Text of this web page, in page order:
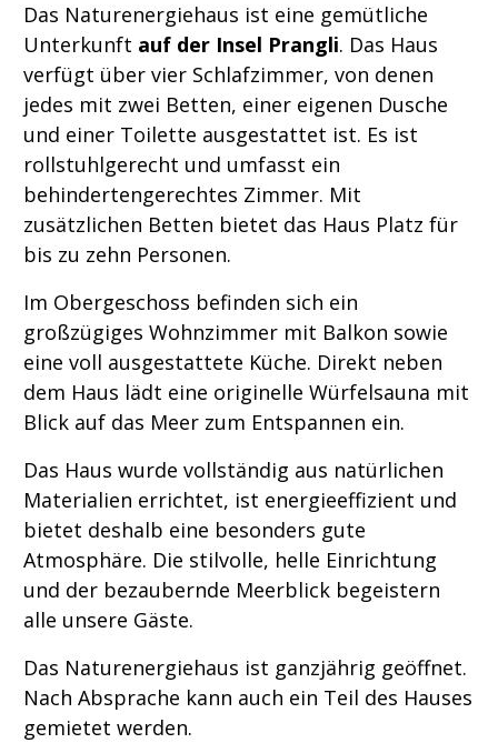
Das Naturenergiehaus ist eine gemütliche
Unterkunft auf der Insel Prangli. Das Haus
verfügt über vier Schlafzimmer, von denen
jedes mit zwei Betten, einer eigenen Dusche
und einer Toilette ausgestattet ist. Es ist
rollstuhlgerecht und umfasst ein
behindertengerechtes Zimmer. Mit
zusätzlichen Betten bietet das Haus Platz für
bis zu zehn Personen.
Im Obergeschoss befinden sich ein
großzügiges Wohnzimmer mit Balkon sowie
eine voll ausgestattete Küche. Direkt neben
dem Haus lädt eine originelle Würfelsauna mit
Blick auf das Meer zum Entspannen ein.
Das Haus wurde vollständig aus natürlichen
Materialien errichtet, ist energieeffizient und
bietet deshalb eine besonders gute
Atmosphäre. Die stilvolle, helle Einrichtung
und der bezaubernde Meerblick begeistern
alle unsere Gäste.
Das Naturenergiehaus ist ganzjährig geöffnet.
Nach Absprache kann auch ein Teil des Hauses
gemietet werden.